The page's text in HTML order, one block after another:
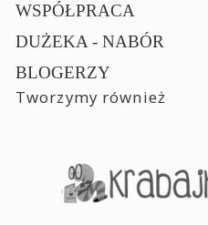
WSPÓŁPRACA
DUŻEKA - NABÓR
BLOGERZY
Tworzymy również